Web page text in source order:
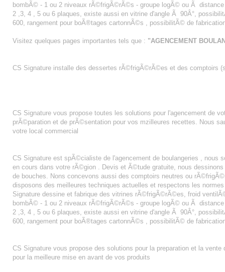
bombÃ© - 1 ou 2 niveaux rÃ©frigÃ©rÃ©s - groupe logÃ© ou Ã
2 ,3, 4 , 5 ou 6 plaques, existe aussi en vitrine d'angle Ã 90Â°,
600, rangement pour boÃ®tages cartonnÃ©s , possibilitÃ© de
Visitez quelques pages importantes tels que : "AGENCEMENT
CS Signature installe des dessertes rÃ©frigÃ©rÃ©es et des comptoirs
CS Signature vous propose toutes les solutions pour l'agencement de
prÃ©paration et de prÃ©sentation pour vos mzilleures recettes. Nous
votre local commercial
CS Signature est spÃ©cialiste de l'agencement de boulangeries , nous
en cours dans votre rÃ©gion . Devis et Ã©tude gratuite, nous
de bouches. Nons concevons aussi des comptoirs neutres ou
disposons des meilleures techniques actuelles et respectons les
Signature dessine et fabrique des vitrines rÃ©frigÃ©rÃ©es, froid
bombÃ© - 1 ou 2 niveaux rÃ©frigÃ©rÃ©s - groupe logÃ© ou Ã
2 ,3, 4 , 5 ou 6 plaques, existe aussi en vitrine d'angle Ã 90Â°,
600, rangement pour boÃ®tages cartonnÃ©s , possibilitÃ© de
CS Signature vous propose des solutions pour la preparation et la
pour la meilleure mise en avant de vos produits